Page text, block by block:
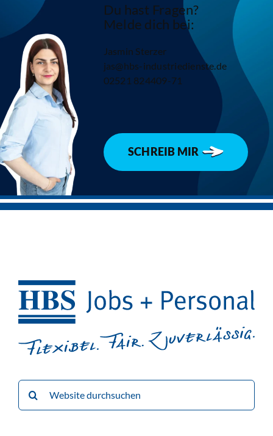
Du hast Fragen?
Melde dich bei:
Jasmin Sterzer
jas@hbs-industriedienste.de
02521 824409-71
SCHREIB MIR
Suche
nach: